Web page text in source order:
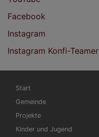
Facebook
Instagram
Instagram Konfi-Teamer
Hauptnavigation
Start
Gemeinde
Projekte
Kinder und Jugend